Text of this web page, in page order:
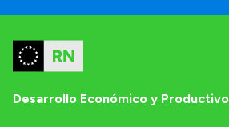
Desarrollo Económico y Productivo